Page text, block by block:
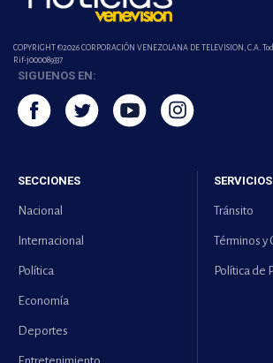
COPYRIGHT ©2026 CORPORACIÓN VENEZOLANA DE TELEVISION, C.A.
Rif-j000089337
SIGUENOS EN:
SECCIONES
Nacional
Internacional
Política
Economía
Deportes
SERVICIOS
Tránsito
Términos y
Política de